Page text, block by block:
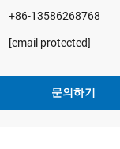
+86-13586268768
[email protected]
문의하기